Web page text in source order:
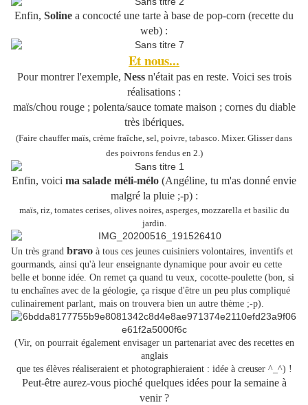
Enfin, Soline a concocté une tarte à base de pop-corn (recette du
web) :
Et nous...
Pour montrer l'exemple, Nessn'était pas en reste. Voici ses trois
réalisations :
maïs/chou rouge ; polenta/sauce tomate maison ; cornes du diable
très ibériques.
(Faire chauffer maïs, crème fraîche, sel, poivre, tabasco. Mixer. Glisser dans
des poivrons fendus en 2.)
Enfin, voici ma salade méli-mélo (Angéline, tu m'as donné envie
malgré la pluie ;-p) :
maïs, riz, tomates cerises, olives noires, asperges, mozzarella et basilic du
jardin.
Un très grand bravo à tous ces jeunes cuisiniers volontaires, inventifs et
gourmands, ainsi qu'à leur enseignante dynamique pour avoir eu cette
belle et bonne idée. On remet ça quand tu veux, cocotte-poulette (bon, si
tu enchaînes avec de la géologie, ça risque d'être un peu plus compliqué
culinairement parlant, mais on trouvera bien un autre thème ;-p).
(Vir, on pourrait également envisager un partenariat avec des recettes en
anglais
que tes élèves réaliseraient et photographieraient : idée à creuser ^_^) !
Peut-être aurez-vous pioché quelques idées pour la semaine à
venir ?